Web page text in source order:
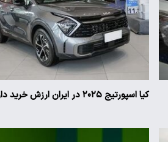
کیا اسپورتیج ۲۰۲۵ در ایران ارزش خرید دارد؟